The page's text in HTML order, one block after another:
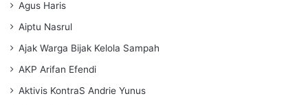
Agus Haris
Aiptu Nasrul
Ajak Warga Bijak Kelola Sampah
AKP Arifan Efendi
Aktivis KontraS Andrie Yunus